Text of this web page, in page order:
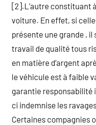
[2].L’autre constituant
voiture. En effet, si
présente une grande ,
travail de qualité tous
en matière d’argent
le véhicule est à faible
garantie responsabilité
ci indemnise les
Certaines compagnies